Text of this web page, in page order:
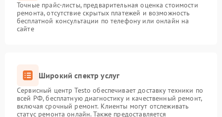
Точные прайс-листы, предварительная оценка стоимости
ремонта, отсутствие скрытых платежей и возможность
бесплатной консультации по телефону или онлайн на
сайте
Широкий спектр услуг
Сервисный центр Testo обеспечивает доставку техники по
всей РФ, бесплатную диагностику и качественный ремонт,
включая срочный ремонт. Клиенты могут отслеживать
статус ремонта онлайн. Также предоставляется